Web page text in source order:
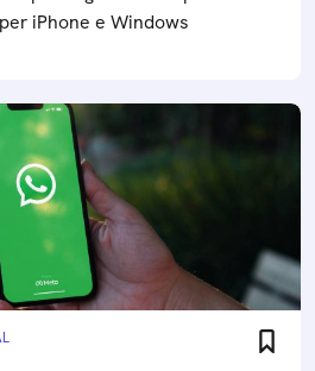
iPhone e Windows